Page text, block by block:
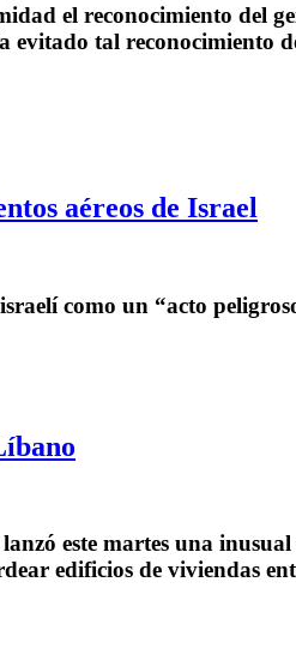
el reconocimiento del
tal reconocimiento
aéreos de Israel
como un “acto
este martes una
edificios de viviendas